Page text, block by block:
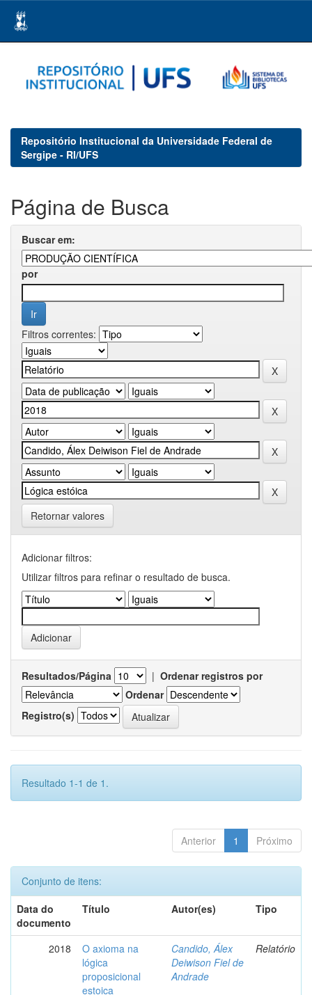
navigation
Repositório Institucional da Universidade Federal de
Sergipe - RI/UFS
Página de Busca
Buscar em:
por
Filtros correntes:
Retornar valores
Adicionar filtros:
Utilizar filtros para refinar o resultado de busca.
Resultados/Página | Ordenar registros por
Ordenar
Registro(s)
Resultado 1-1 de 1.
Anterior 1 Próximo
Conjunto de itens:
Data do
documento
Título Autor(es) Tipo
2018
O axioma na
lógica
proposicional
estoica
Candido, Álex
Deiwison Fiel de
Andrade
Relatório